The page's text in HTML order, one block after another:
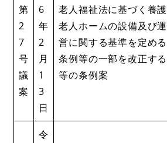
第
2
7
号
議
案
6
年
2
月
1
3
日
​​老人福祉法に基づく養護
老人ホームの設備及び運
営に関する基準を定める
条例等の一部を改正する
等の条例案
令